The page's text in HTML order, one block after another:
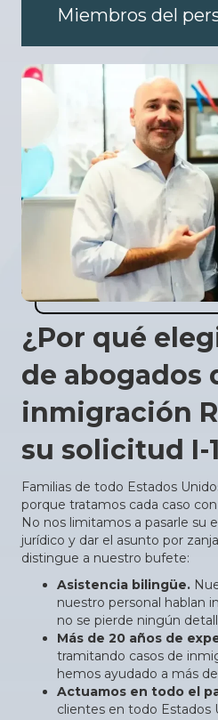
Miembros del
¿Por qué
de abogados
inmigración
su solicitud I-
Familias de todo Estados
porque tratamos cada caso
No nos limitamos a pasarle su
jurídico y dar el asunto por
distingue a nuestro bufete:
Asistencia bilingüe.
nuestro personal hablan
no se pierde ningún
Más de 20 años de
tramitando casos de
hemos ayudado a más
Actuamos en todo el
clientes en todo Estados